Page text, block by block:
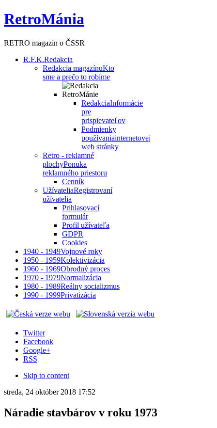
RetroMánia
RETRO magazín o ČSSR
R.F.K.Redakcia
Redakcia magazínuKto
sme a prečo to robíme
RedakciaInformácie
pre
prispievateľov
Podmienky
používaniainternetovej
web stránky
Retro - reklamné
plochyPonuka
reklamného priestoru
Cenník
UžívateliaRegistrovaní
užívatelia
Prihlasovací
formulár
Profil užívateľa
GDPR
Cookies
1940 - 1949Vojnové roky
1950 - 1959Kolektivizácia
1960 - 1969Obrodný proces
1970 - 1979Normalizácia
1980 - 1989Reálny socializmus
1990 - 1999Privatizácia
Twitter
Facebook
Google+
RSS
Skip to content
streda, 24 október 2018 17:52
Náradie stavbárov v roku 1973